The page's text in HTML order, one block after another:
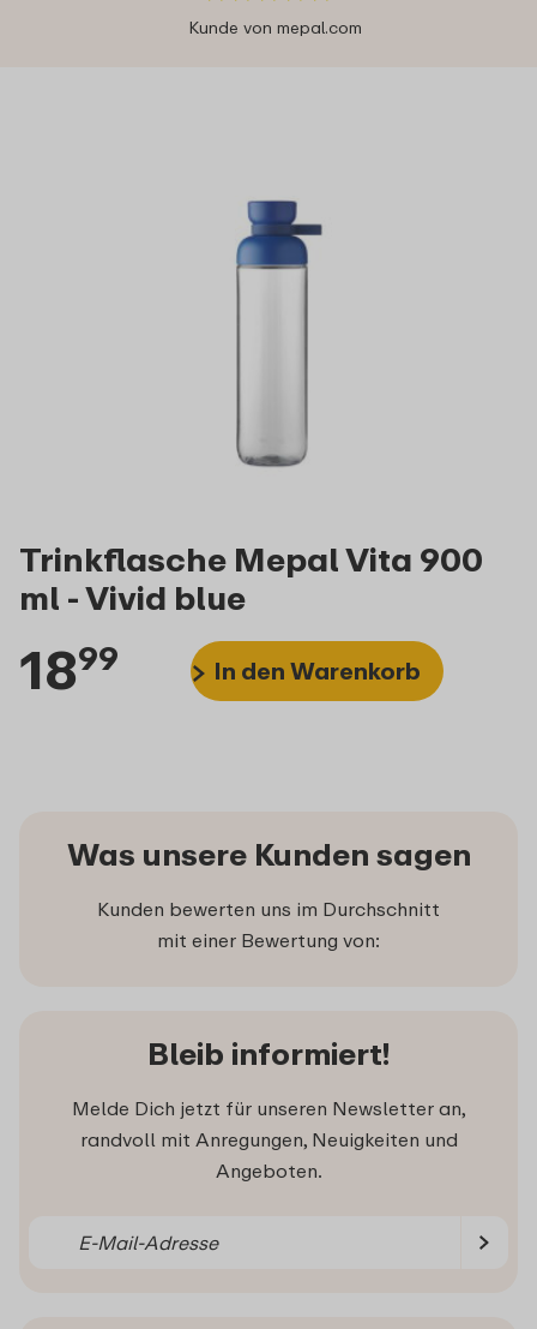
Kunde von mepal.com
Trinkflasche Mepal Vita 900
ml - Vivid blue
1899 In den Warenkorb
Was unsere Kunden sagen
Kunden bewerten uns im Durchschnitt
mit einer Bewertung von:
Bleib informiert!
Melde Dich jetzt für unseren Newsletter an,
randvoll mit Anregungen, Neuigkeiten und
Angeboten.